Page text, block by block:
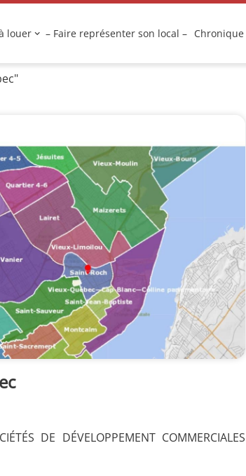
louer – Faire représenter son local – Chronique
DE DÉVELOPPEMENT COMMERCIALES